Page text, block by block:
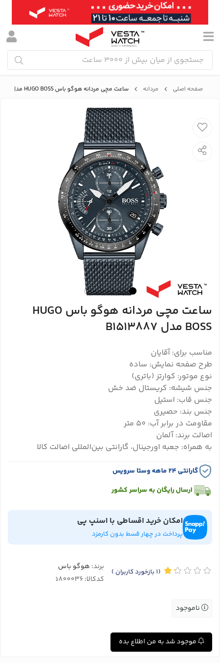
صفحه اصلی مردانه ساعت مچی مردانه هوگو باس HUGO BOSS مدل B1513887
ساعت مچی مردانه هوگو باس HUGO
BOSS مدل B1513887
مناسب برای: آقایان
طرح صفحه نمایش: ساده
نوع موتور: کوارتز (باتری)
جنس شیشه: کریستال ضد خش
جنس قاب: استیل
جنس بند: حصیری
مقاومت در برابر آب: ۵۰ متر
اصالت برند: آلمان
به همراه: جعبه اورجینال، گارانتی بین‌المللی اصالت کالا
گارانتی ۲۴ ماهه وستا سرویس
ارسال رایگان به سراسر کشور
امکان خرید اقساطی با اسنپ پی
پرداخت در چهار قسط بدون کارمزد
(1 بازخورد کاربران ) برند: هوگو باس
کدکالا:
ناموجود
موجود شد به من اطلاع بده